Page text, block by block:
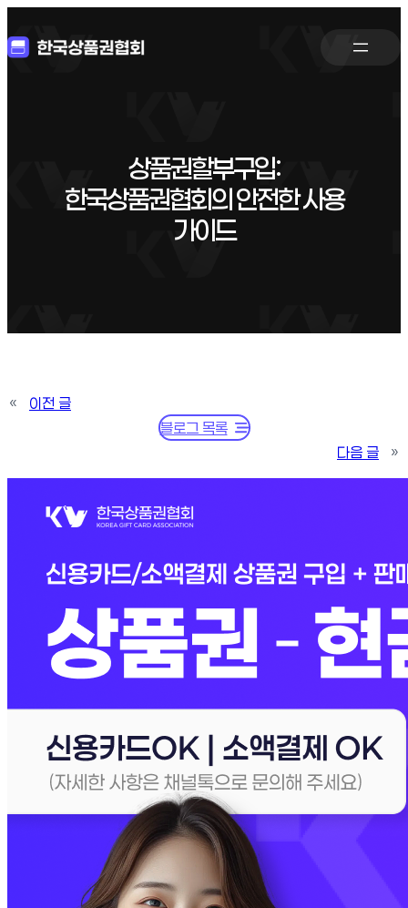
상품권할부구입:
한국상품권협회의 안전한 사용
가이드
«
이전 글
블로그 목록
다음 글
»